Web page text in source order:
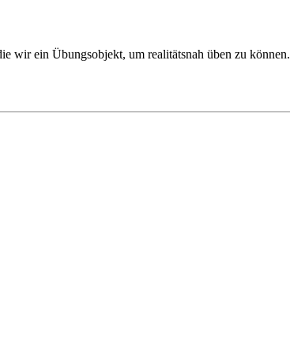
wir ein Übungsobjekt, um realitätsnah üben zu können.